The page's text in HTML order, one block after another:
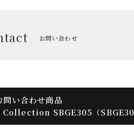
お問い合わせ
問い合わせ商品
SBGE305（